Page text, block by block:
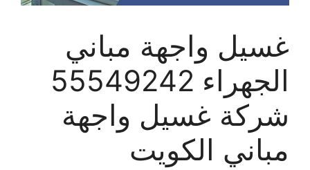
غسيل واجهة مباني
الجهراء 55549242
شركة غسيل واجهة
مباني الكويت